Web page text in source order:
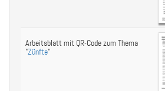
Arbeitsblatt mit QR-Code zum Thema
"Zünfte"